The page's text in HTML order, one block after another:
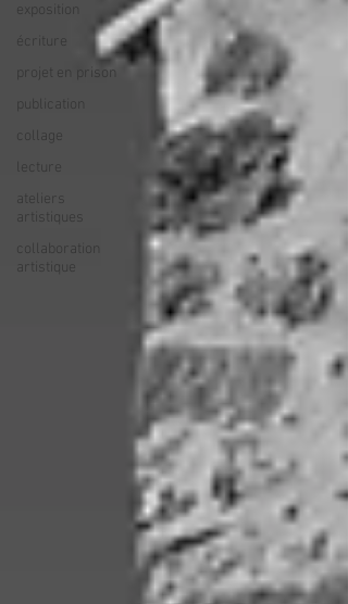
exposition
écriture
projet en prison
publication
collage
lecture
ateliers
artistiques
collaboration
artistique